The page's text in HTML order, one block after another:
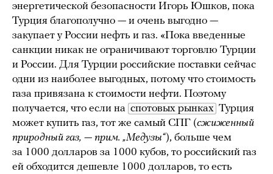
энергетической безопасности Игорь Юшков, пока
Турция благополучно — и очень выгодно —
закупает у России нефть и газ. «Пока введенные
санкции никак не ограничивают торговлю Турции
и России. Для Турции российские поставки сейчас
одни из наиболее выгодных, потому что стоимость
газа привязана к стоимости нефти. Поэтому
получается, что если на спотовых рынках Турция
может купить газ, тот же самый СПГ (сжиженный
природный газ, — прим. „Медузы“), больше чем
за 1000 долларов за 1000 кубов, то российский газ
ей обходится дешевле 1000 долларов, то есть